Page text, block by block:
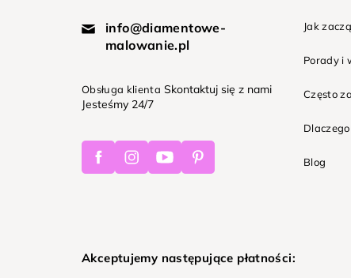
info@diamentowe-
malowanie.pl
Obsługa klienta Skontaktuj się z nami
Jesteśmy 24/7
FacebookInstagramYoutubePinterest
Jak
Porady i
Często
Blog
Akceptujemy następujące płatności: